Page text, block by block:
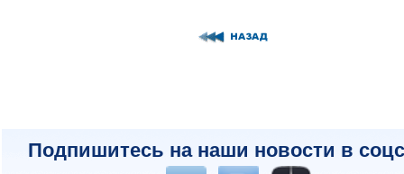
Подпишитесь на наши новости в